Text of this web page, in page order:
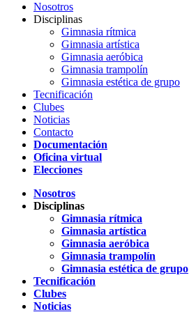
Nosotros
Disciplinas
Gimnasia rítmica
Gimnasia artística
Gimnasia aeróbica
Gimnasia trampolín
Gimnasia estética de grupo
Tecnificación
Clubes
Noticias
Contacto
Documentación
Oficina virtual
Elecciones
Nosotros
Disciplinas
Gimnasia rítmica
Gimnasia artística
Gimnasia aeróbica
Gimnasia trampolín
Gimnasia estética de grupo
Tecnificación
Clubes
Noticias